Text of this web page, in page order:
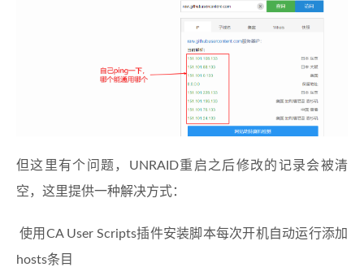
但这里有个问题，UNRAID重启之后修改的记录会被清
空，这里提供一种解决方式：
​ 使用CA User Scripts插件安装脚本每次开机自动运行添加
hosts条目